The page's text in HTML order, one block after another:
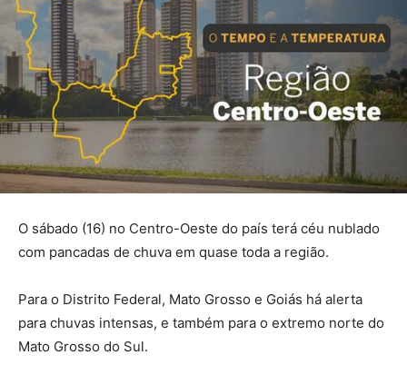
O sábado (16) no Centro-Oeste do país terá céu nublado
com pancadas de chuva em quase toda a região.
Para o Distrito Federal, Mato Grosso e Goiás há alerta
para chuvas intensas, e também para o extremo norte do
Mato Grosso do Sul.